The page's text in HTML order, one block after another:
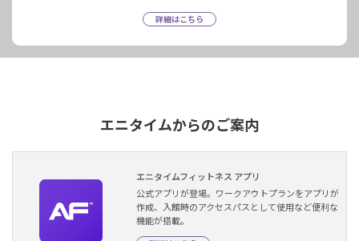
詳細はこちら
エニタイムからのご案内
エニタイムフィットネス アプリ
公式アプリが登場。ワークアウトプランをアプリが
作成、入館時のアクセスパスとして使用など便利な
機能が搭載。